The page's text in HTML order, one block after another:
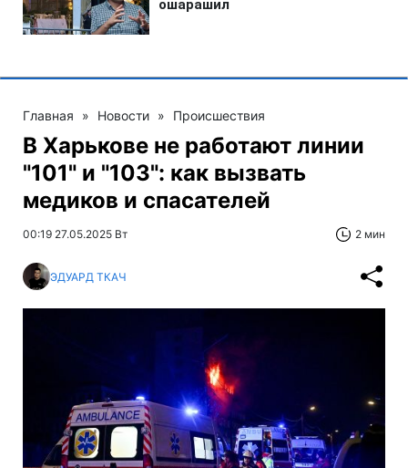
Главная » Новости » Происшествия
В Харькове не работают линии
"101" и "103": как вызвать
медиков и спасателей
00:19 27.05.2025 Вт 2 мин
ЭДУАРД ТКАЧ